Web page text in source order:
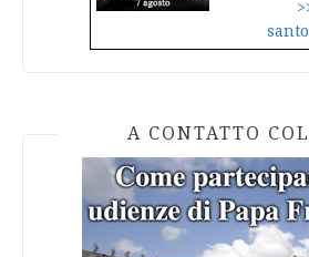
A CONTATTO